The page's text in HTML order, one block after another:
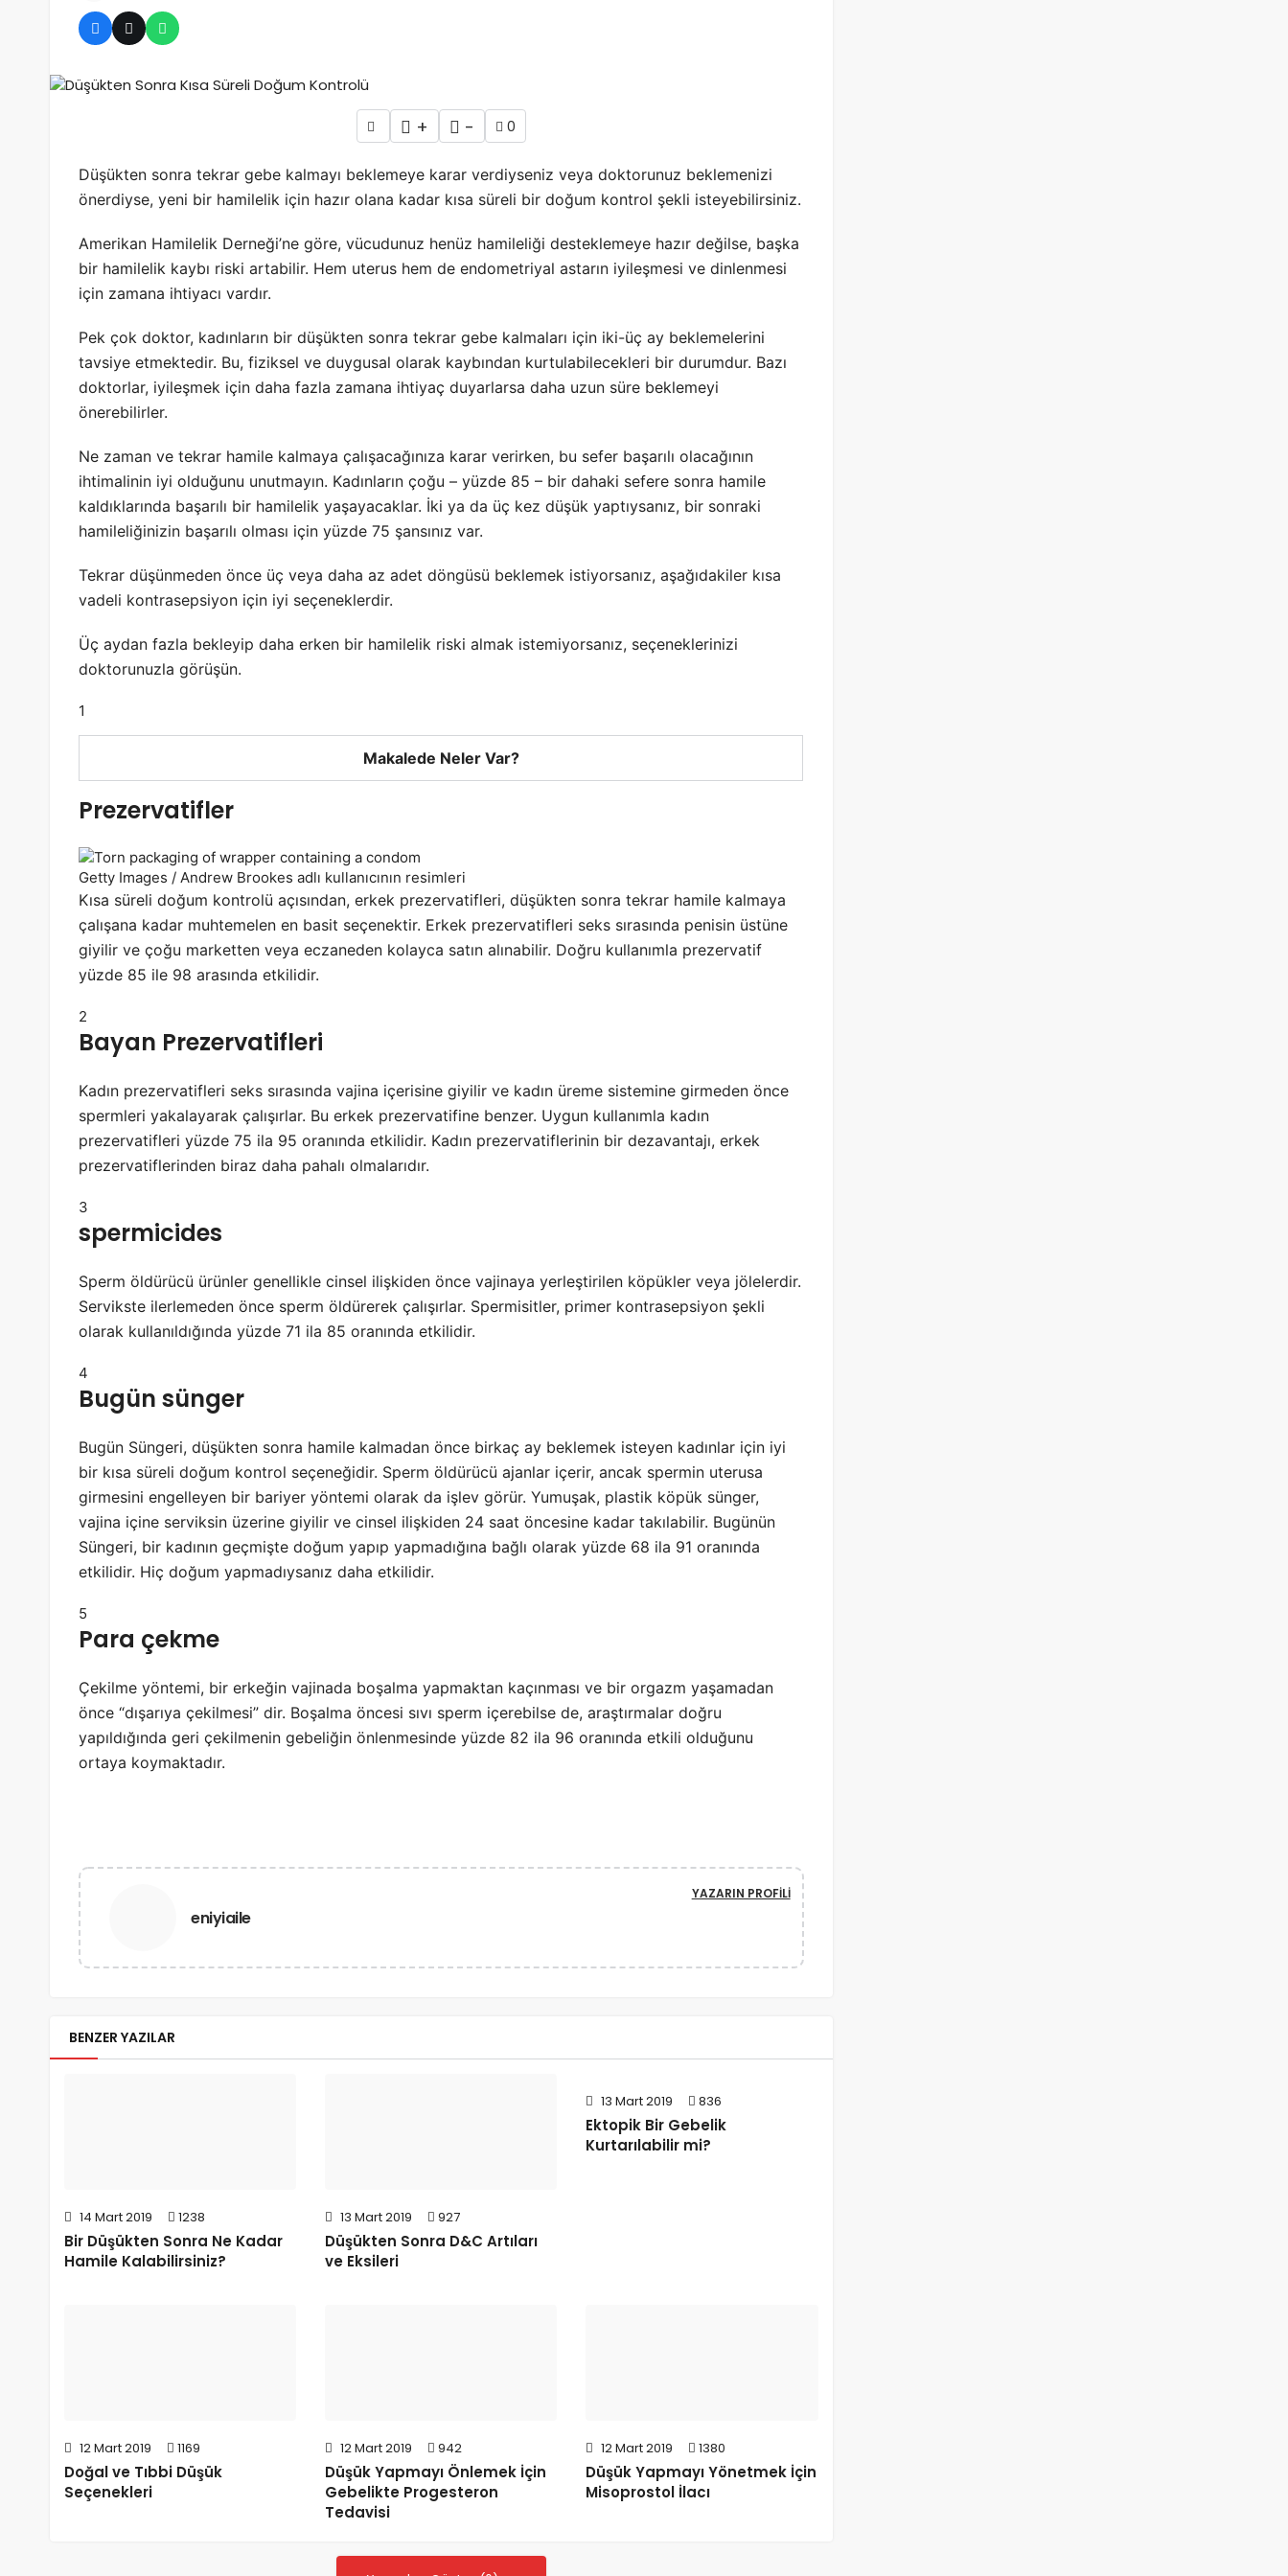
Hamilelik Stres Testi Nasıl Çalışır?
+ - 0
Düşükten sonra tekrar gebe kalmayı beklemeye karar verdiyseniz veya doktorunuz beklemenizi
önerdiyse, yeni bir hamilelik için hazır olana kadar kısa süreli bir doğum kontrol şekli isteyebilirsiniz.
Amerikan Hamilelik Derneği’ne göre, vücudunuz henüz hamileliği desteklemeye hazır değilse, başka
bir hamilelik kaybı riski artabilir. Hem uterus hem de endometriyal astarın iyileşmesi ve dinlenmesi
için zamana ihtiyacı vardır.
Pek çok doktor, kadınların bir düşükten sonra tekrar gebe kalmaları için iki-üç ay beklemelerini
tavsiye etmektedir. Bu, fiziksel ve duygusal olarak kaybından kurtulabilecekleri bir durumdur. Bazı
doktorlar, iyileşmek için daha fazla zamana ihtiyaç duyarlarsa daha uzun süre beklemeyi
önerebilirler.
Ne zaman ve tekrar hamile kalmaya çalışacağınıza karar verirken, bu sefer başarılı olacağının
ihtimalinin iyi olduğunu unutmayın. Kadınların çoğu – yüzde 85 – bir dahaki sefere sonra hamile
kaldıklarında başarılı bir hamilelik yaşayacaklar. İki ya da üç kez düşük yaptıysanız, bir sonraki
hamileliğinizin başarılı olması için yüzde 75 şansınız var.
Tekrar düşünmeden önce üç veya daha az adet döngüsü beklemek istiyorsanız, aşağıdakiler kısa
vadeli kontrasepsiyon için iyi seçeneklerdir.
Üç aydan fazla bekleyip daha erken bir hamilelik riski almak istemiyorsanız, seçeneklerinizi
doktorunuzla görüşün.
1
Makalede Neler Var?
Prezervatifler
Getty Images / Andrew Brookes adlı kullanıcının resimleri
Kısa süreli doğum kontrolü açısından, erkek prezervatifleri, düşükten sonra tekrar hamile kalmaya
çalışana kadar muhtemelen en basit seçenektir. Erkek prezervatifleri seks sırasında penisin üstüne
giyilir ve çoğu marketten veya eczaneden kolayca satın alınabilir. Doğru kullanımla prezervatif
yüzde 85 ile 98 arasında etkilidir.
2
Bayan Prezervatifleri
Kadın prezervatifleri seks sırasında vajina içerisine giyilir ve kadın üreme sistemine girmeden önce
spermleri yakalayarak çalışırlar. Bu erkek prezervatifine benzer. Uygun kullanımla kadın
prezervatifleri yüzde 75 ila 95 oranında etkilidir. Kadın prezervatiflerinin bir dezavantajı, erkek
prezervatiflerinden biraz daha pahalı olmalarıdır.
3
spermicides
Sperm öldürücü ürünler genellikle cinsel ilişkiden önce vajinaya yerleştirilen köpükler veya jölelerdir.
Servikste ilerlemeden önce sperm öldürerek çalışırlar. Spermisitler, primer kontrasepsiyon şekli
olarak kullanıldığında yüzde 71 ila 85 oranında etkilidir.
4
Bugün sünger
Bugün Süngeri, düşükten sonra hamile kalmadan önce birkaç ay beklemek isteyen kadınlar için iyi
bir kısa süreli doğum kontrol seçeneğidir. Sperm öldürücü ajanlar içerir, ancak spermin uterusa
girmesini engelleyen bir bariyer yöntemi olarak da işlev görür. Yumuşak, plastik köpük sünger,
vajina içine serviksin üzerine giyilir ve cinsel ilişkiden 24 saat öncesine kadar takılabilir. Bugünün
Süngeri, bir kadının geçmişte doğum yapıp yapmadığına bağlı olarak yüzde 68 ila 91 oranında
etkilidir. Hiç doğum yapmadıysanız daha etkilidir.
5
Para çekme
Çekilme yöntemi, bir erkeğin vajinada boşalma yapmaktan kaçınması ve bir orgazm yaşamadan
önce “dışarıya çekilmesi” dir. Boşalma öncesi sıvı sperm içerebilse de, araştırmalar doğru
yapıldığında geri çekilmenin gebeliğin önlenmesinde yüzde 82 ila 96 oranında etkili olduğunu
ortaya koymaktadır.
eniyiaile
YAZARIN PROFILI
BENZER YAZILAR
14 Mart 2019 1238
Bir Düşükten Sonra Ne Kadar
Hamile Kalabilirsiniz?
13 Mart 2019 927
Düşükten Sonra D&C Artıları
ve Eksileri
13 Mart 2019 836
Ektopik Bir Gebelik
Kurtarılabilir mi?
12 Mart 2019 1169
Doğal ve Tıbbi Düşük
Seçenekleri
12 Mart 2019 942
Düşük Yapmayı Önlemek İçin
Gebelikte Progesteron
Tedavisi
12 Mart 2019 1380
Düşük Yapmayı Yönetmek İçin
Misoprostol İlacı